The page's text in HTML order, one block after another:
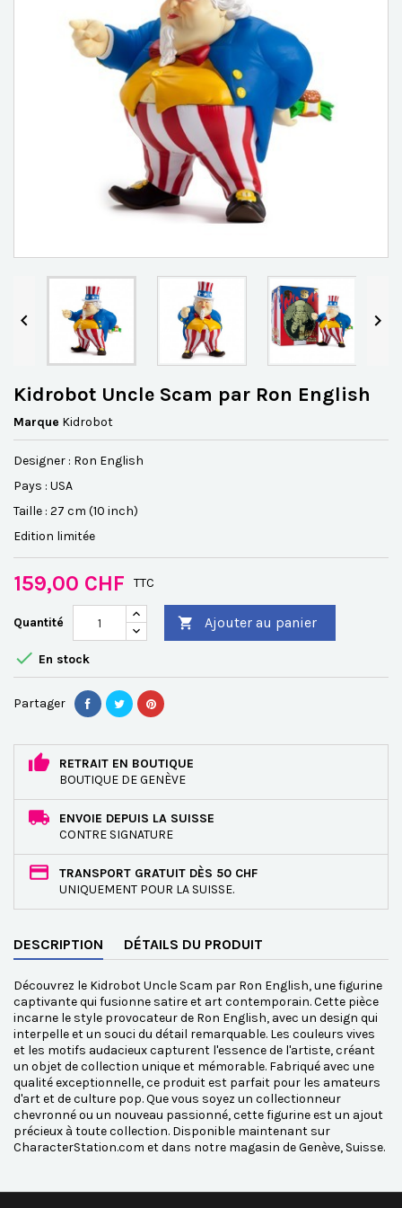
 
Kidrobot Uncle Scam par Ron English
Marque Kidrobot
Designer : Ron English
Pays : USA
Taille : 27 cm (10 inch)
Edition limitée
159,00 CHF TTC
Quantité  Ajouter au panier
 En stock
Partager
RETRAIT EN BOUTIQUE
BOUTIQUE DE GENÈVE
ENVOIE DEPUIS LA SUISSE
CONTRE SIGNATURE
TRANSPORT GRATUIT DÈS 50 CHF
UNIQUEMENT POUR LA SUISSE.
DESCRIPTION DÉTAILS DU PRODUIT
Découvrez le Kidrobot Uncle Scam par Ron English, une figurine
captivante qui fusionne satire et art contemporain. Cette pièce
incarne le style provocateur de Ron English, avec un design qui
interpelle et un souci du détail remarquable. Les couleurs vives
et les motifs audacieux capturent l'essence de l'artiste, créant
un objet de collection unique et mémorable. Fabriqué avec une
qualité exceptionnelle, ce produit est parfait pour les amateurs
d'art et de culture pop. Que vous soyez un collectionneur
chevronné ou un nouveau passionné, cette figurine est un ajout
précieux à toute collection. Disponible maintenant sur
CharacterStation.com et dans notre magasin de Genève, Suisse.